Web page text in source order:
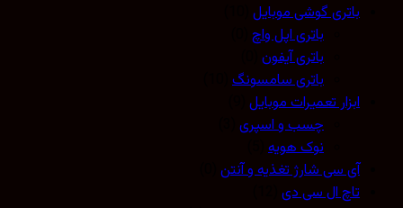
باتری گوشی موبایل(10)
باتری اپل واچ(0)
باتری آیفون(0)
باتری سامسونگ(10)
ابزار تعمیرات موبایل(9)
چسب و اسپری(3)
نوک هویه(5)
آی سی شارژ تغذیه و آنتن(0)
تاچ ال سی دی(12)